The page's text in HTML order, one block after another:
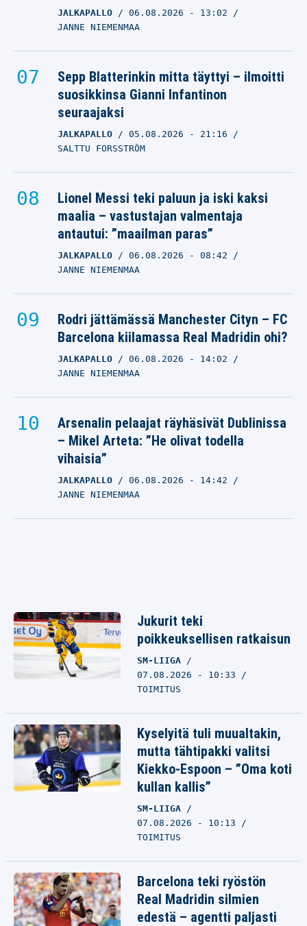
JALKAPALLO 06.08.2026 - 13:02
JANNE NIEMENMAA
Sepp Blatterinkin mitta täyttyi – ilmoitti
suosikkinsa Gianni Infantinon
seuraajaksi
JALKAPALLO 05.08.2026 - 21:16
SALTTU FORSSTRÖM
Lionel Messi teki paluun ja iski kaksi
maalia – vastustajan valmentaja
antautui: ”maailman paras”
JALKAPALLO 06.08.2026 - 08:42
JANNE NIEMENMAA
Rodri jättämässä Manchester Cityn – FC
Barcelona kiilamassa Real Madridin ohi?
JALKAPALLO 06.08.2026 - 14:02
JANNE NIEMENMAA
Arsenalin pelaajat räyhäsivät Dublinissa
– Mikel Arteta: ”He olivat todella
vihaisia”
JALKAPALLO 06.08.2026 - 14:42
JANNE NIEMENMAA
Jukurit teki
poikkeuksellisen ratkaisun
SM-LIIGA
07.08.2026 - 10:33
TOIMITUS
Kyselyitä tuli muualtakin,
mutta tähtipakki valitsi
Kiekko-Espoon – ”Oma koti
kullan kallis”
SM-LIIGA
07.08.2026 - 10:13
TOIMITUS
Barcelona teki ryöstön
Real Madridin silmien
edestä – agentti paljasti